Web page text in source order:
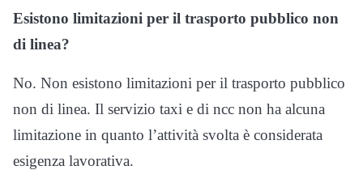
Esistono limitazioni per il trasporto pubblico non
di linea?
No. Non esistono limitazioni per il trasporto pubblico
non di linea. Il servizio taxi e di ncc non ha alcuna
limitazione in quanto l’attività svolta è considerata
esigenza lavorativa.